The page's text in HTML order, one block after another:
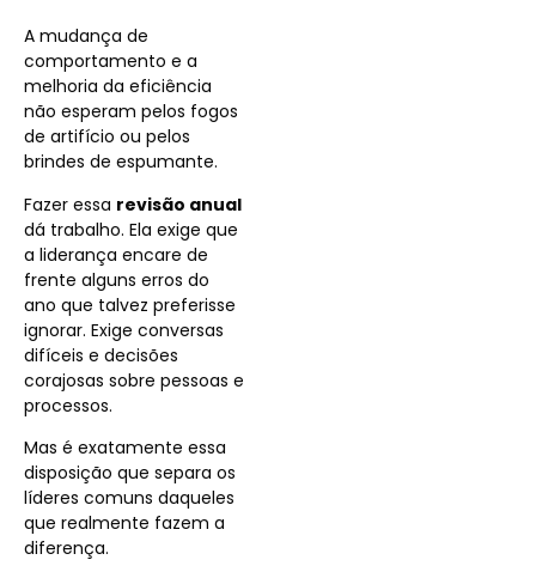
A mudança de
comportamento e a
melhoria da eficiência
não esperam pelos fogos
de artifício ou pelos
brindes de espumante.
Fazer essa revisão anual
dá trabalho. Ela exige que
a liderança encare de
frente alguns erros do
ano que talvez preferisse
ignorar. Exige conversas
difíceis e decisões
corajosas sobre pessoas e
processos.
Mas é exatamente essa
disposição que separa os
líderes comuns daqueles
que realmente fazem a
diferença.